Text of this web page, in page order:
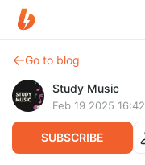
Go to blog
Study Music
Feb 19 2025 16:42
SUBSCRIBE